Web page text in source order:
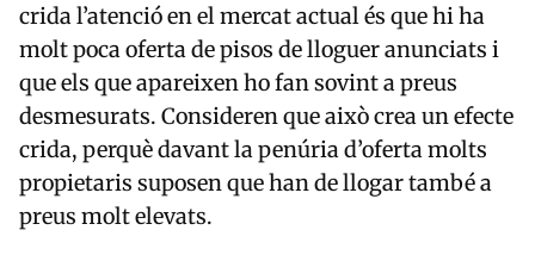
crida l’atenció en el mercat actual és que hi ha
molt poca oferta de pisos de lloguer anunciats i
que els que apareixen ho fan sovint a preus
desmesurats. Consideren que això crea un efecte
crida, perquè davant la penúria d’oferta molts
propietaris suposen que han de llogar també a
preus molt elevats.